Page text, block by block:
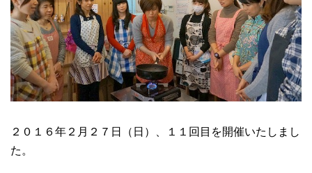
２０１６年２月２７日（日）、１１回目を開催いたしまし
た。